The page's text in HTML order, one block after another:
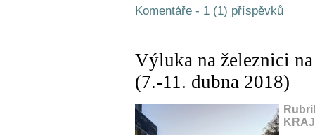
Komentáře - 1 (1) příspěvků
Výluka na železnici na
(7.-11. dubna 2018)